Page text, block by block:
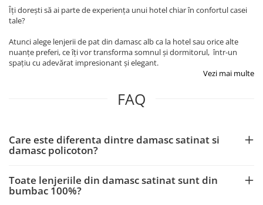
Îți dorești să ai parte de experiența unui hotel chiar în confortul casei
tale?
Atunci alege lenjerii de pat din damasc alb ca la hotel sau orice alte
nuanțe preferi, ce îți vor transforma somnul și dormitorul, într-un
spațiu cu adevărat impresionant și elegant.
Vezi mai multe
FAQ
Care este diferenta dintre damasc satinat si
damasc policoton?
Toate lenjeriile din damasc satinat sunt din
bumbac 100%?